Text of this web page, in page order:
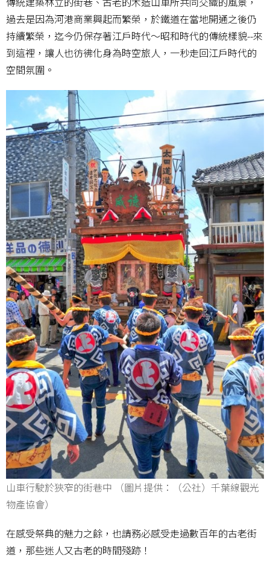
過去是因為河港商業興起而繁榮，於鐵道在當地開通之後仍
持續繁榮，迄今仍保存著江戶時代～昭和時代的傳統樣貌--來
到這裡，讓人也彷彿化身為時空旅人，一秒走回江戶時代的
空間氛圍。
山車行駛於狹窄的街巷中 （圖片提供：（公社）千葉線觀光
物產協會）
在感受祭典的魅力之餘，也請務必感受走過數百年的古老街
道，那些迷人又古老的時間殘跡！